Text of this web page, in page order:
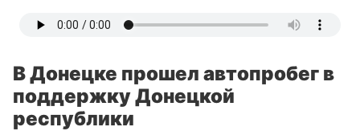
В Донецке прошел автопробег в
поддержку Донецкой
республики